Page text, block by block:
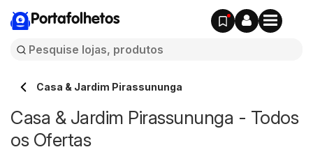
Portafolhetos
Casa & Jardim Pirassununga
Casa & Jardim Pirassununga - Todos
os Ofertas